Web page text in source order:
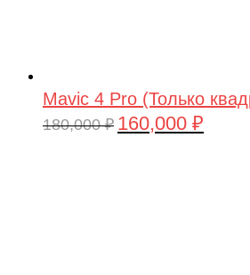
Mavic 4 Pro (Только
180,000₽ Первоначальная
160,000 ₽